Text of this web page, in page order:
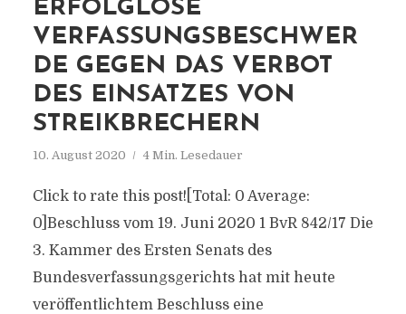
ERFOLGLOSE
VERFASSUNGSBESCHWER
DE GEGEN DAS VERBOT
DES EINSATZES VON
STREIKBRECHERN
10. August 2020 4 Min. Lesedauer
Click to rate this post![Total: 0 Average:
0]Beschluss vom 19. Juni 2020 1 BvR 842/17 Die
3. Kammer des Ersten Senats des
Bundesverfassungsgerichts hat mit heute
veröffentlichtem Beschluss eine